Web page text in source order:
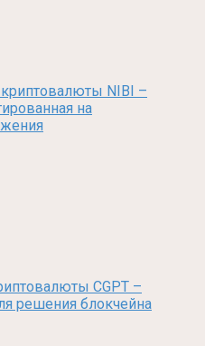
криптовалюты NIBI –
на
CGPT –
решения блокчейна